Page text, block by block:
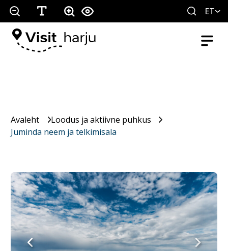
ET
Avaleht
Loodus ja aktiivne puhkus
Juminda neem ja telkimisala